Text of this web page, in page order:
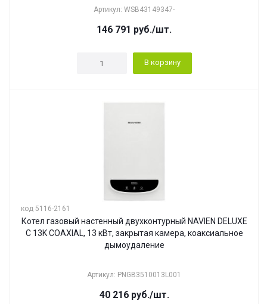
Артикул: WSB43149347-
146 791 руб./шт.
В корзину
код 5116-2161
Котел газовый настенный двухконтурный NAVIEN DELUXE
С 13K COAXIAL, 13 кВт, закрытая камера, коаксиальное
дымоудаление
Артикул: PNGB3510013L001
40 216руб./шт.